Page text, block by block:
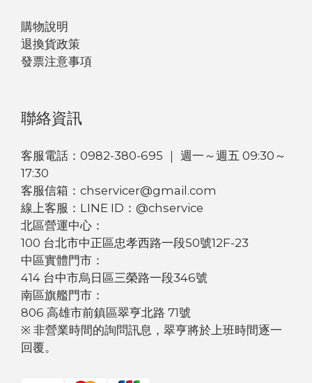
購物說明
退換貨政策
發票注意事項
聯絡資訊
客服電話：0982-380-695 ｜ 週一～週五 09:30～
17:30
客服信箱：chservicer@gmail.com
線上客服：LINE ID：@chservice
北區營運中心：
100 台北市中正區忠孝西路一段50號12F-23
中區實體門市：
414 台中市烏日區三榮路一段346號
南區旗艦門市：
806 高雄市前鎮區翠亨北路 71號
※ 非營業時間的詢問訊息，翠亨將於上班時間逐一
回覆。